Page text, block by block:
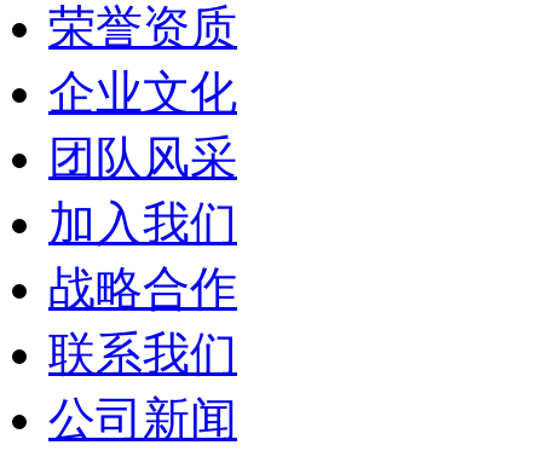
荣誉资质
企业文化
团队风采
加入我们
战略合作
联系我们
公司新闻